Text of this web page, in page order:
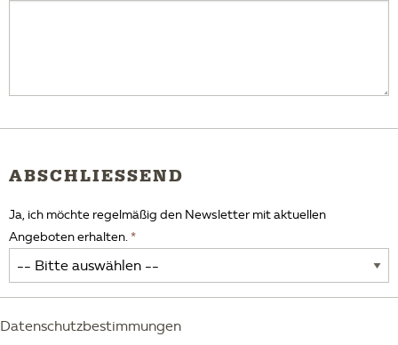
ABSCHLIESSEND
Ja, ich möchte regelmäßig den Newsletter mit aktuellen
Angeboten erhalten.
Datenschutzbestimmungen